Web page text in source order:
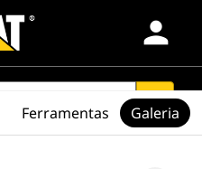
person
search
Ferramentas Galeria